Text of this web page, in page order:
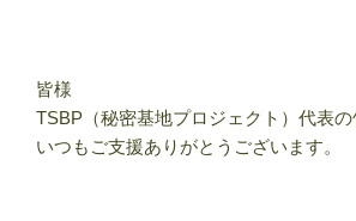
皆様
TSBP（秘密基地プロジェクト）代表の
いつもご支援ありがとうございます。